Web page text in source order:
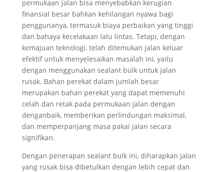
permukaan jalan bisa menyebabkan kerugian
finansial besar bahkan kehilangan nyawa bagi
penggunanya, termasuk biaya perbaikan yang tinggi
dan bahaya kecelakaan lalu lintas. Tetapi, dengan
kemajuan teknologi, telah ditemukan jalan keluar
efektif untuk menyelesaikan masalah ini, yaitu
dengan menggunakan sealant bulk untuk jalan
rusak. Bahan perekat dalam jumlah besar
merupakan bahan perekat yang dapat memenuhi
celah dan retak pada permukaan jalan dengan
denganbaik, memberikan perlindungan maksimal,
dan memperpanjang masa pakai jalan secara
signifikan.
Dengan penerapan sealant bulk ini, diharapkan jalan
yang rusak bisa dibetulkan dengan lebih cepat dan